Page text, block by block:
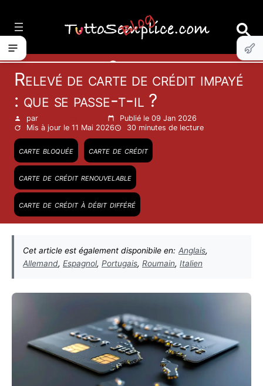
contenuto
Cartes
Relevé de carte de crédit impayé
: que se passe-t-il ?
par
Publié le 09 Jan 2026
Mis à jour le 11 Mai 2026
30 minutes de lecture
carte bloquée carte de crédit
carte de crédit renouvelable
carte de crédit à débit différé
Cet article est également disponibile en: Anglais,
Allemand, Espagnol, Portugais, Roumain, Italien